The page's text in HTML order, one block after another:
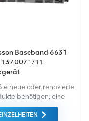
Baseband 6631
11
neue oder renovierte
benötigen, eine
Garantie ist für
selbstverständlich. Wir